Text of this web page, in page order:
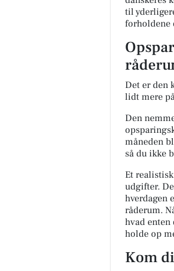
til
forholdene
Det er den
lidt mere
Den
måneden
så du ikke
Et
udgifter.
hverdagen
råderum.
hvad
holde op
Kom